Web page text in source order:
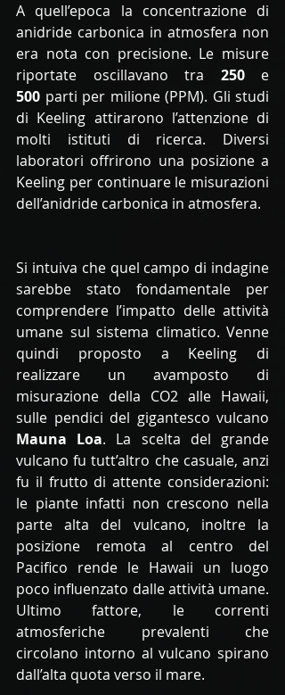
A quell’epoca la concentrazione di
anidride carbonica in atmosfera non
era nota con precisione. Le misure
riportate oscillavano tra 250
500 parti per milione (PPM). Gli studi
di Keeling attirarono l’attenzione di
molti istituti di ricerca. Diversi
laboratori offrirono una posizione a
Keeling per continuare le misurazioni
dell’anidride carbonica in atmosfera.
Si intuiva che quel campo di indagine
sarebbe stato fondamentale per
comprendere l’impatto delle attività
umane sul sistema climatico. Venne
quindi proposto a Keeling di
realizzare un avamposto di
misurazione della CO2 alle Hawaii,
Mauna Loa. La scelta del grande
vulcano fu tutt’altro che casuale, anzi
fu il frutto di attente considerazioni:
le piante infatti non crescono nella
parte alta del vulcano, inoltre la
posizione remota al centro del
Pacifico rende le Hawaii un luogo
poco influenzato dalle attività umane.
Ultimo fattore, le correnti
atmosferiche prevalenti che
circolano intorno al vulcano spirano
dall’alta quota verso il mare.